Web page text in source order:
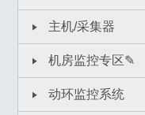
主机/采集器
机房监控专区✎
动环监控系统